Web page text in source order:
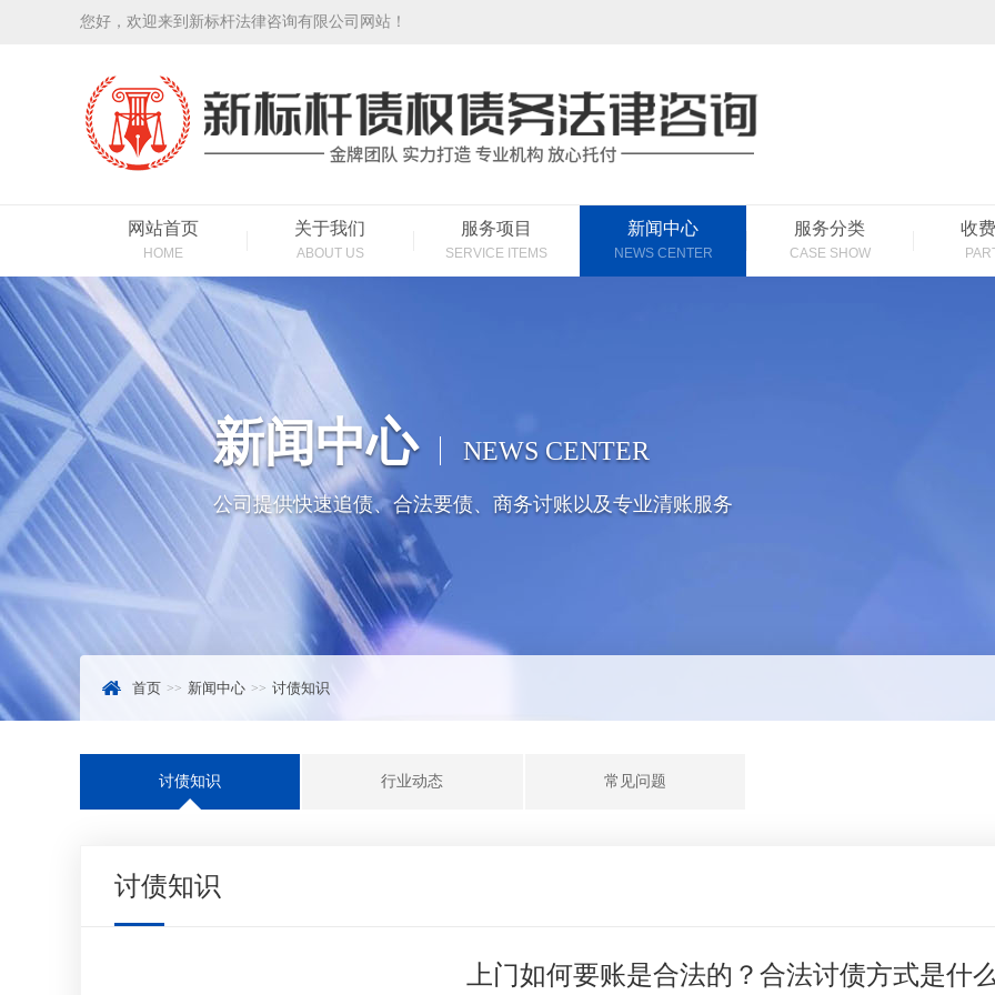
您好，欢迎来到新标杆法律咨询有限公司网站！
网站首页
HOME
关于我们
ABOUT US
服务项目
SERVICE ITEMS
新闻中心
NEWS CENTER
服务分类
CASE SHOW
收
新闻中心 NEWS CENTER
公司提供快速追债、合法要债、商务讨账以及专业清账服务
首页 新闻中心 讨债知识
讨债知识 行业动态 常见问题
讨债知识
上门如何要账是合法的？合法讨债方式是什